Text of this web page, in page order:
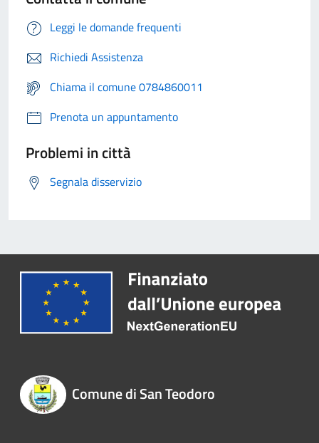
Leggi le domande frequenti
Richiedi Assistenza
Chiama il comune 0784860011
Prenota un appuntamento
Problemi in città
Segnala disservizio
Comune di San Teodoro